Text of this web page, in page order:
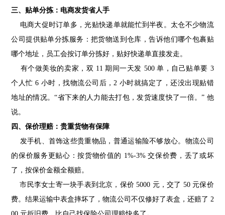
三、贴单分拣：电商发货省人手
电商大促时订单多，光贴快递单就能忙到半夜。太仓不少物流
公司提供贴单分拣服务：把货物送到仓库，告诉他们哪个包裹贴
哪个地址，员工会按订单分拣好，贴好快递单直接发走。
有个做美妆的卖家，双 11 期间一天发 500 单，自己贴单要 3
个人忙 6 小时，找物流公司后，2 小时就搞定了，还没出现贴错
地址的情况。“省下来的人力能去打包，发货速度快了一倍。” 他
说。
四、保价理赔：贵重货物有保障
发手机、首饰这些贵重物品，普通运输险不够放心。物流公司
的保价服务更贴心：按货物价值的 1%-3% 交保价费，丢了或坏
了，按保价金额全额赔。
市民李女士寄一块手表到北京，保价 5000 元，交了 50 元保价
费。结果运输中表盒摔坏了，物流公司不仅修好了表盒，还赔了 2